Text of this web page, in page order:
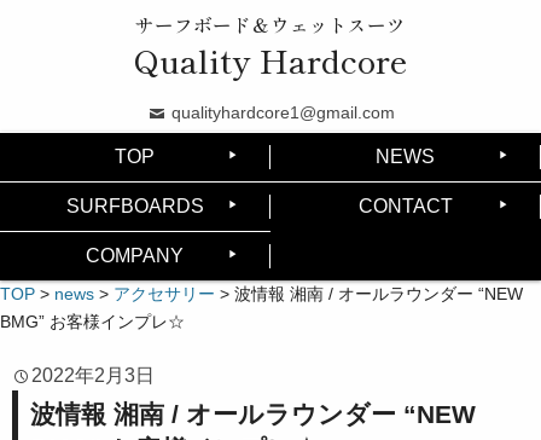
サーフボード＆ウェットスーツ
Quality Hardcore
qualityhardcore1@gmail.com
TOP NEWS
SURFBOARDS CONTACT
COMPANY
TOP > news > アクセサリー > 波情報 湘南 / オールラウンダー “NEW
BMG” お客様インプレ☆
2022年2月3日
波情報 湘南 / オールラウンダー “NEW